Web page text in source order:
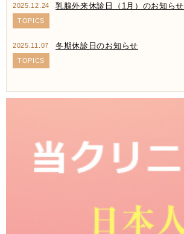
2025.12.24
TOPICS
乳腺外来休診日（1月）のお知らせ
2025.11.07
TOPICS
冬期休診日のお知らせ